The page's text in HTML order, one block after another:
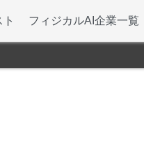
フィジカルAI企業一覧